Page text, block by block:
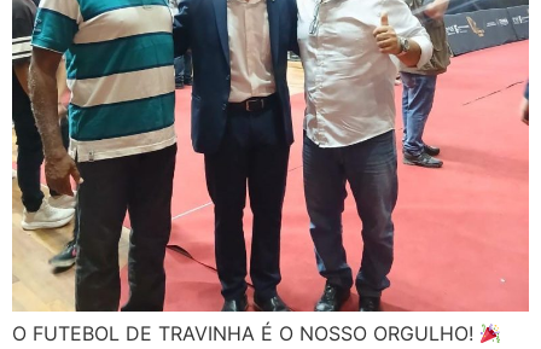
O FUTEBOL DE TRAVINHA É O NOSSO ORGULHO!